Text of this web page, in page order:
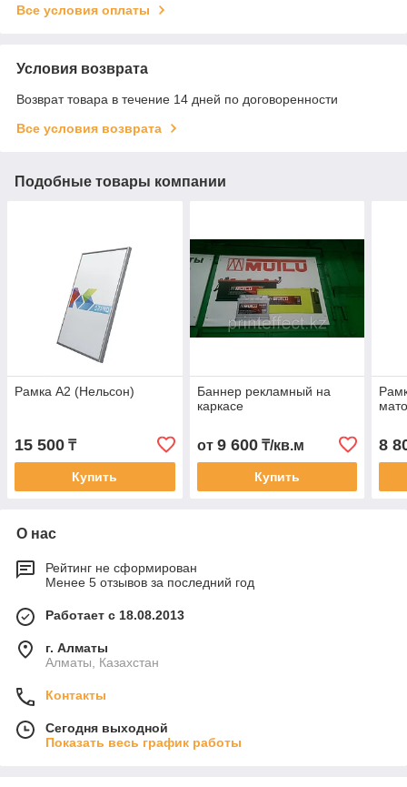
Все условия оплаты
Условия возврата
Возврат товара в течение 14 дней по договоренности
Все условия возврата
Подобные товары компании
Рамка А2 (Нельсон)
15 500 ₸
Купить
Баннер рекламный на
каркасе
от 9 600₸/кв.м
Купить
8
О нас
Рейтинг не сформирован
Менее 5 отзывов за последний год
Работает с 18.08.2013
г. Алматы
Алматы, Казахстан
Контакты
Сегодня выходной
Показать весь график работы